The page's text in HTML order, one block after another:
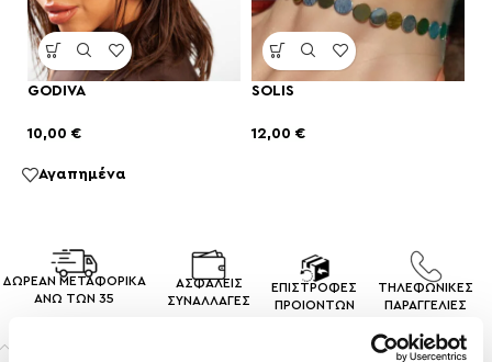
GODIVA
10,00 €
SOLIS
12,00 €
Αγαπημένα
ΔΩΡΕΑΝ ΜΕΤΑΦΟΡΙΚΑ
ΑΝΩ ΤΩΝ 35
ΑΣΦΑΛΕΙΣ
ΣΥΝΑΛΛΑΓEΣ
ΕΠΙΣΤΡΟΦΕΣ
ΠΡΟΙΟΝΤΩΝ
ΤΗΛΕΦΩΝΙΚΕΣ
ΠΑΡΑΓΓΕΛΙΕΣ